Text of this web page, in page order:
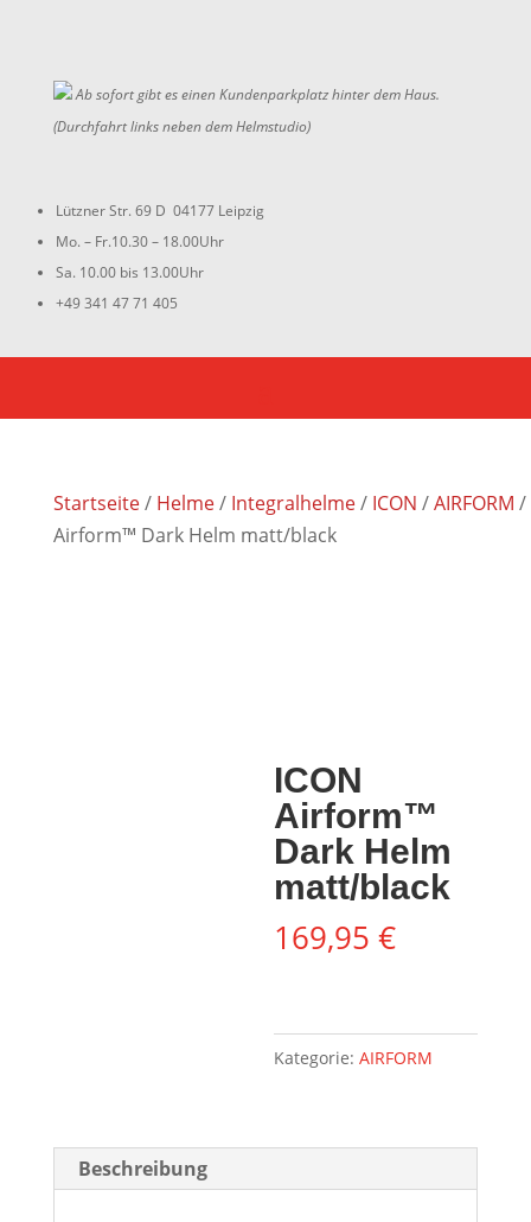
Ab sofort gibt es einen Kundenparkplatz hinter dem Haus.
(Durchfahrt links neben dem Helmstudio)
Lützner Str. 69 D 04177 Leipzig
Mo. – Fr.10.30 – 18.00Uhr
Sa. 10.00 bis 13.00Uhr
+49 341 47 71 405
Startseite/ Helme/ Integralhelme/ ICON /AIRFORM /
Airform™ Dark Helm matt/black
ICON
Airform™
Dark Helm
matt/black
169,95€
Kategorie:AIRFORM
Beschreibung